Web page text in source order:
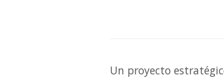
Un proyecto